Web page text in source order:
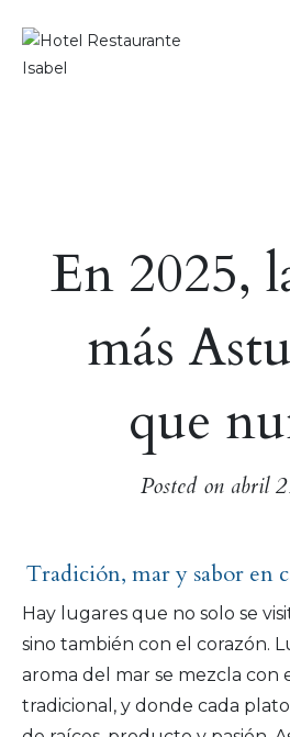
Hotel
Contacto
En 2025,
más
que
Posted on abril
Tradición, mar y sabor en
Hay lugares que no solo se
sino también con el corazón.
aroma del mar se mezcla con
tradicional, y donde cada